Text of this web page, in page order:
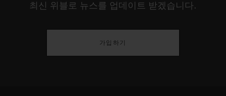
최신 위블로 뉴스를 업데이트 받겠습니다.
가입하기